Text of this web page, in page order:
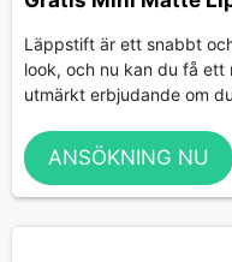
Läppstift är ett snabbt
look, och nu kan du få
utmärkt erbjudande om
ANSÖKNING NU